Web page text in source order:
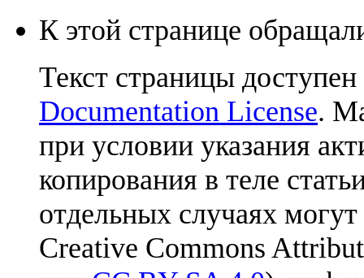
К этой странице
Текст страницы
Documentation License.
при условии указания
копирования в теле
отдельных случаях
Creative Commons